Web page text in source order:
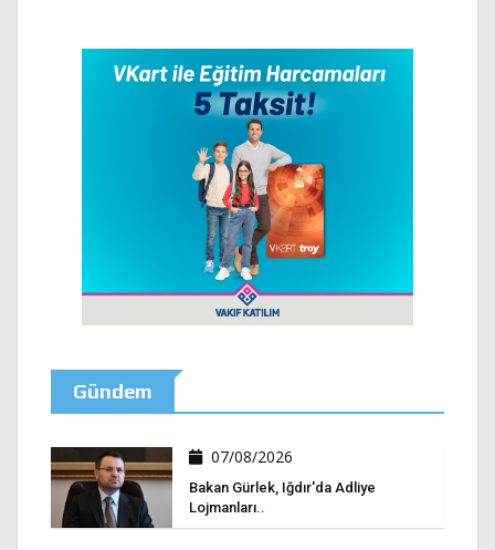
Gündem
07/08/2026
Bakan Gürlek, Iğdır'da Adliye
Lojmanları..